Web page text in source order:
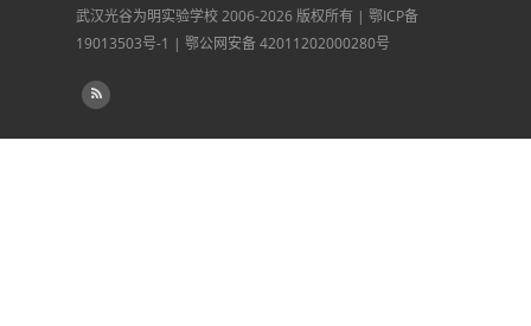
武汉光谷为明实验学校2006-2026 版权所有 | 鄂ICP备
19013503号-1 | 鄂公网安备 42011202000280号